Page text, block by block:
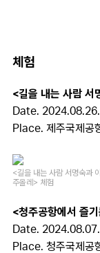
체험
<길을 내는 사람 서
Date. 2024.08.26.
Place. 제주국제공
<길을 내는 사람 서명숙과
주올레> 체험
<청주공항에서 즐
Date. 2024.08.07.
Place. 청주국제공